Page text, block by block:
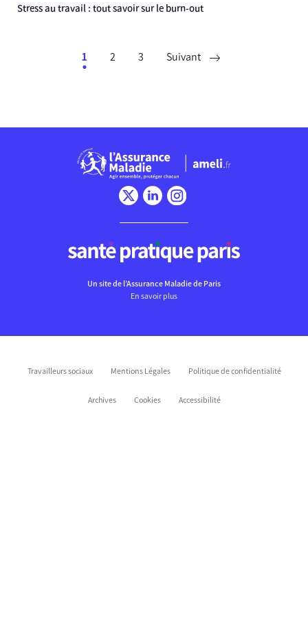
Stress au travail : tout savoir sur le burn-out
1 2 3 Suivant
Un site de l’Assurance Maladie de Paris
En savoir plus
Travailleurs sociaux Mentions Légales Politique de confidentialité
Archives Cookies Accessibilité